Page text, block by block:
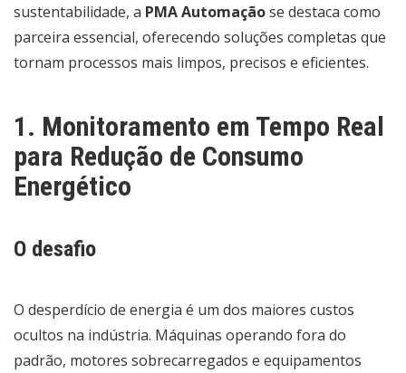
sustentabilidade, a PMA Automaçãose destaca como
parceira essencial, oferecendo soluções completas que
tornam processos mais limpos, precisos e eficientes.
1. Monitoramento em Tempo Real
para Redução de Consumo
Energético
O desafio
O desperdício de energia é um dos maiores custos
ocultos na indústria. Máquinas operando fora do
padrão, motores sobrecarregados e equipamentos